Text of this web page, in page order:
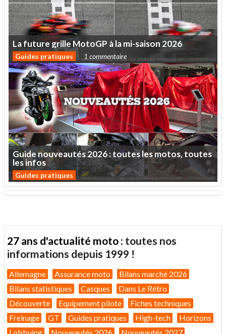
Lafuturegrille MotoGP àlami-saison 2026
Guides pratiques 1 commentaire
Guidenouveautés2026:touteslesmotos,toutes
lesinfos
Guides pratiques
27 ans d'actualité moto : toutes nos
informations depuis 1999 !
Allemagne Assurance moto
Bilans marché 2026
Bilans statistiques
Casques
Dans Le Rétro
Découverte
Equipement pilote
Fiches techniques
Freinage
GT Guides pratiques High-tech
Horizons